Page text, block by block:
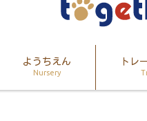
ようちえん
Nursery
トレ